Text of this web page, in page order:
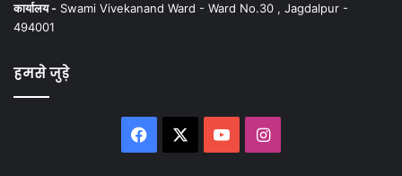
कार्यालय - Swami Vivekanand Ward - Ward No.30 , Jagdalpur -
494001
हमसे जुड़े
Facebook YouTubeInstagram